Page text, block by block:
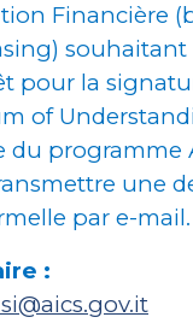
Financière
pour la
of
du programme
une
par e-mail.
: